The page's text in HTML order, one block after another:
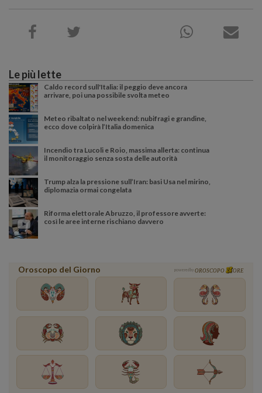
Le più lette
Caldo record sull'Italia: il peggio deve ancora
arrivare, poi una possibile svolta meteo
Meteo ribaltato nel weekend: nubifragi e grandine,
ecco dove colpirà l’Italia domenica
Incendio tra Lucoli e Roio, massima allerta: continua
il monitoraggio senza sosta delle autorità
Trump alza la pressione sull’Iran: basi Usa nel mirino,
diplomazia ormai congelata
Riforma elettorale Abruzzo, il professore avverte:
così le aree interne rischiano davvero
Oroscopo del Giorno powered by OROSCOPO ORE